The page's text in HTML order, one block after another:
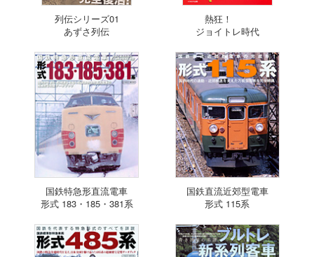
列伝シリーズ01
あずさ列伝
熱狂！
ジョイトレ時代
国鉄特急形直流電車
形式 183・185・381系
国鉄直流近郊型電車
形式 115系